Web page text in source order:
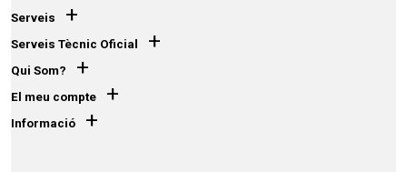
Serveis +
Serveis Tècnic Oficial +
Qui Som? +
El meu compte +
Informació +